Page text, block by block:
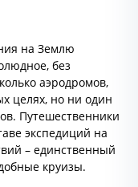
на Землю
без
аэродромов,
целях, но ни один
Путешественники
экспедиций на
– единственный
круизы.